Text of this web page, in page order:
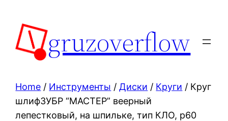
content
gruzoverflow
Home / Инструменты /Диски / Круги / Круг
шлифЗУБР “МАСТЕР” веерный
лепестковый, на шпильке, тип КЛО, р60